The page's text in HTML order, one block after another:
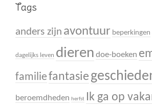
Tags
anders zijn avontuur beperkingen
dagelijks leven dieren doe-boeken
familiefantasie
beroemdheden herfst Ik ga op